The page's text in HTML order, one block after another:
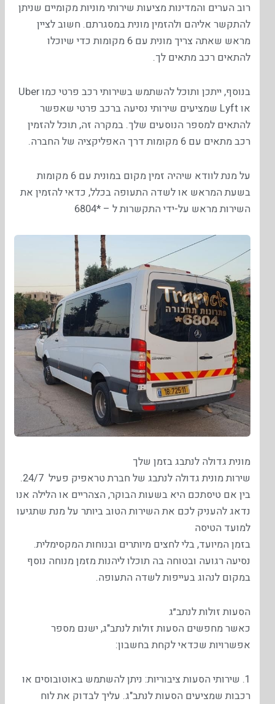
רוב הערים והמדינות מציעות שירותי מוניות מקומיים שניתן
להתקשר אליהם ולהזמין מונית במסגרתם. חשוב לציין
מראש שאתה צריך מונית עם 6 מקומות כדי שיוכלו
להתאים רכב מתאים לך.
בנוסף, ייתכן ותוכל להשתמש בשירותי רכב פרטי כמו Uber
או Lyft שמציעים שירותי נסיעה ברכב פרטי שאפשר
להתאים למספר הנוסעים שלך. במקרה זה, תוכל להזמין
רכב מתאים עם 6 מקומות דרך האפליקציה של החברה.
על מנת לוודא שיהיה זמין מקום במונית עם 6 מקומות
בשעת המראש או לשדה התעופה בכלל, כדאי להזמין את
השירות מראש על-ידי התקשרות ל – *6804
מונית גדולה לנתבג בזמן שלך
שירות מונית גדולה לנתבג של חברת טראפיק פעיל 24/7.
בין אם טיסתכם היא בשעות הבוקר, הצהריים או הלילה אנו
נדאג להעניק לכם את השירות הטוב ביותר על מנת שתגיעו
למועד הטיסה
בזמן המיועד, בלי לחצים מיותרים ובנוחות המקסימלית.
נסיעה רגועה ובטוחה בה תוכלו ליהנות מזמן מנוחה נוסף
במקום לנהוג בעייפות לשדה התעופה.
הסעות זולות לנתב״ג
כאשר מחפשים הסעות זולות לנתב"ג, ישנם מספר
אפשרויות שכדאי לקחת בחשבון:
1. שירותי הסעות ציבוריות: ניתן להשתמש באוטובוסים או
רכבות שמציעים הסעות לנתב"ג. עליך לבדוק את לוח